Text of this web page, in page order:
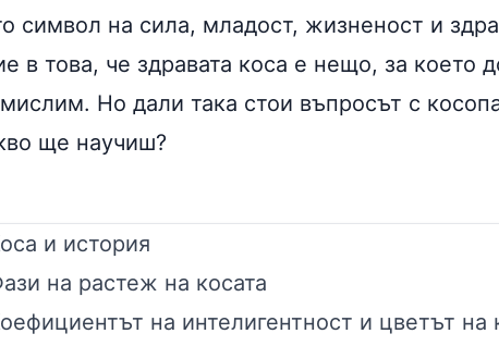
символ на сила, младост, жизненост и
в това, че здравата коса е нещо, за което
Но дали така стои въпросът с
ще научиш?
и история
на растеж на косата
на интелигентност и цветът на